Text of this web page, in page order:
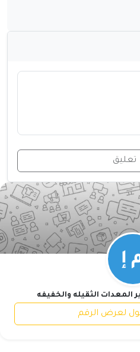
تعليق
المعدات الثقيله والخفيفه
لعرض الرقم